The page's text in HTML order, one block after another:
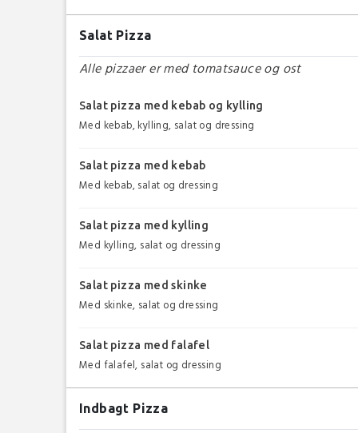
Salat Pizza
Alle pizzaer er med tomatsauce og ost
Salat pizza med kebab og kylling
Med kebab, kylling, salat og dressing
Salat pizza med kebab
Med kebab, salat og dressing
Salat pizza med kylling
Med kylling, salat og dressing
Salat pizza med skinke
Med skinke, salat og dressing
Salat pizza med falafel
Med falafel, salat og dressing
Indbagt Pizza